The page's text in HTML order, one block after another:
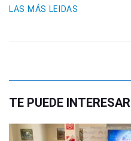
LAS MÁS LEIDAS
TE PUEDE INTERESAR